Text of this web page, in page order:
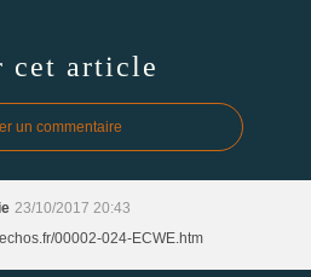
cet article
un commentaire
23/10/2017 20:43
00002-024-ECWE.htm